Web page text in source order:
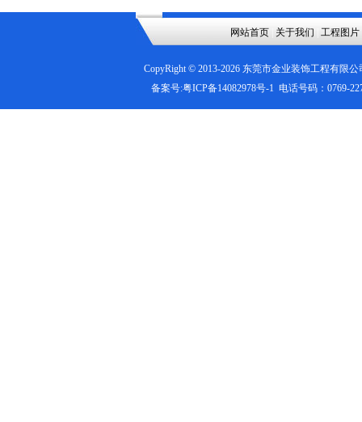
网站首页| 关于我们 工程图片
CopyRight © 2013-2026 东莞市金业装饰工程有限公
备案号:粤ICP备14082978号-1 电话号码：0769-